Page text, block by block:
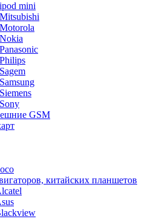
mini
GSM
китайских планшетов